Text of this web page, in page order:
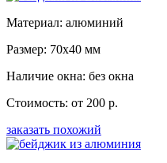
Материал: алюминий
Размер: 70x40 мм
Наличие окна: без окна
Стоимость: от 200 р.
заказать похожий